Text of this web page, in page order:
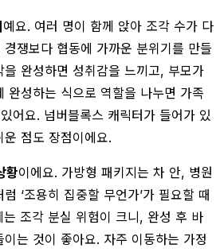
예요. 여러 명이 함께 앉아 조각 수가 다
쟁보다 협동에 가까운 분위기를 만들
을 완성하면 성취감을 느끼고, 부모가
완성하는 식으로 역할을 나누면 가족
어요. 넘버블록스 캐릭터가 들어가 있
점도 장점이에요.
황이에요. 가방형 패키지는 차 안, 병원
‘조용히 집중할 무언가’가 필요할 때
조각 분실 위험이 크니, 완성 후 바
는 것이 좋아요. 자주 이동하는 가정